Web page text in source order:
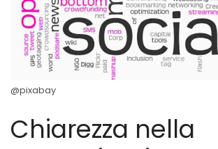
@pixabay
Chiarezza nella